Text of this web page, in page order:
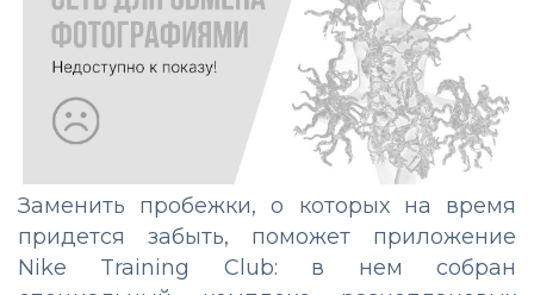
Заменить пробежки, о которых на время
придется забыть, поможет приложение
Nike Training Club: в нем собран